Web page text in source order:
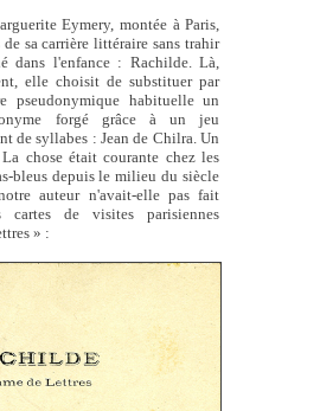
Eymery, montée à Paris,
sa carrière littéraire sans trahir
dans l'enfance : Rachilde. Là,
elle choisit de substituer par
pseudonymique habituelle un
forgé grâce à un jeu
de syllabes : Jean de Chilra. Un
chose était courante chez les
bleus depuis le milieu du siècle
auteur n'avait-elle pas fait
cartes de visites parisiennes
» :